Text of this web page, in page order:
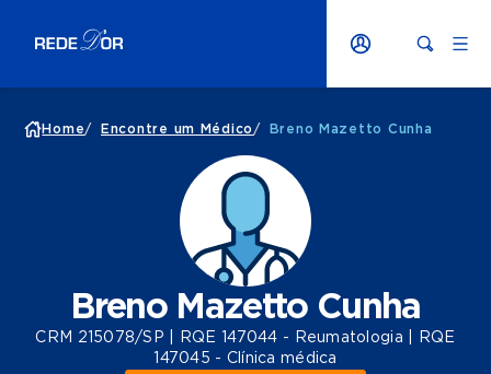
Home/ Encontre um Médico / Breno Mazetto Cunha
Breno Mazetto Cunha
CRM 215078/SP | RQE 147044 - Reumatologia | RQE
147045 - Clínica médica